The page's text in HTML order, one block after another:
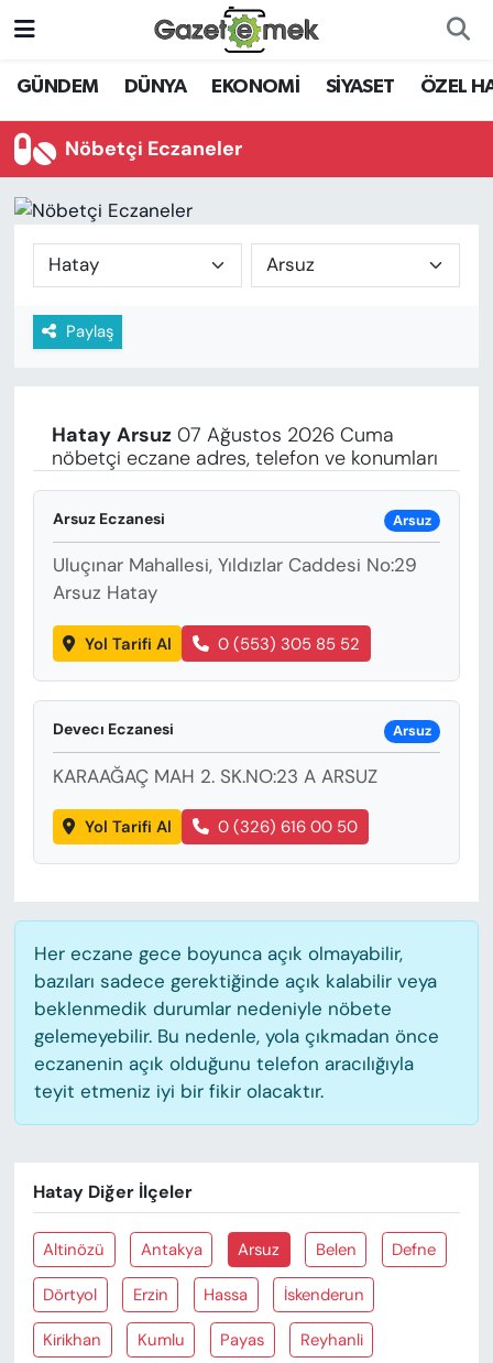
GÜNDEM DÜNYA EKONOMİ SİYASET ÖZEL
Nöbetçi Eczaneler
Paylaş
Hatay Arsuz 07 Ağustos 2026 Cuma
nöbetçi eczane adres, telefon ve konumları
Arsuz Eczanesi Arsuz
Uluçınar Mahallesi, Yıldızlar Caddesi No:29
Arsuz Hatay
Yol Tarifi Al 0 (553) 305 85 52
Devecı Eczanesi Arsuz
KARAAĞAÇ MAH 2. SK.NO:23 A ARSUZ
Yol Tarifi Al 0 (326) 616 00 50
Her eczane gece boyunca açık olmayabilir,
bazıları sadece gerektiğinde açık kalabilir veya
beklenmedik durumlar nedeniyle nöbete
gelemeyebilir. Bu nedenle, yola çıkmadan önce
eczanenin açık olduğunu telefon aracılığıyla
teyit etmeniz iyi bir fikir olacaktır.
Hatay Diğer İlçeler
Altinözü Antakya Arsuz Belen Defne
Dörtyol Erzin Hassa İskenderun
Kirikhan Kumlu Payas Reyhanli
DÜNYA
EKONOMİ
YENİ MEDYADA EMEK
GAZETECİLİĞİNİ GELİŞTİRMEK
FAYDALI BİLGİLER
EĞİTİM
SAĞLIK
MAGAZİN
ÖZEL HABER
YAZAR KÖŞESİ
VAN VE DİYARBAKIR HABERLERİ
Nöbetçi Eczaneler
Hava Durumu
Trafik Durumu
Haber Arşivi